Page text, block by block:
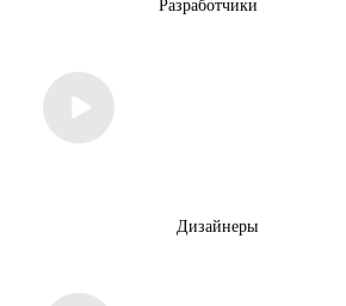
Разработчики
Дизайнеры